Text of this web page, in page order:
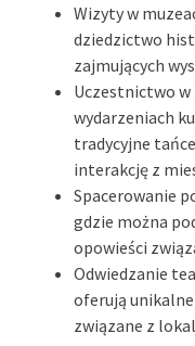
Wizyty w
dziedzictwo
zajmujących
Uczestnictwo
wydarzeniach
tradycyjne
interakcję z
Spacerowanie
gdzie można
opowieści
Odwiedzanie
oferują
związane z